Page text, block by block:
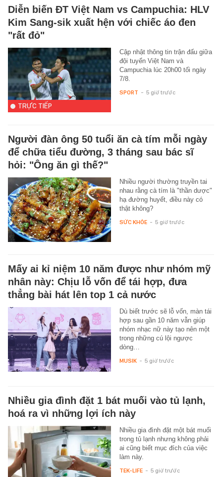
Diễn biến ĐT Việt Nam vs Campuchia: HLV
Kim Sang-sik xuất hện với chiếc áo đen
"rất đỏ"
TRỰC TIẾP
Cập nhật thông tin trận đấu giữa
đội tuyển Việt Nam và
Campuchia lúc 20h00 tối ngày
7/8.
SPORT - 5 giờ trước
Người đàn ông 50 tuổi ăn cà tím mỗi ngày
để chữa tiểu đường, 3 tháng sau bác sĩ
hỏi: "Ông ăn gì thế?"
Nhiều người thường truyền tai
nhau rằng cà tím là "thần dược"
hạ đường huyết, điều này có
thật không?
SỨC KHỎE - 5 giờ trước
Mấy ai kỉ niệm 10 năm được như nhóm mỹ
nhân này: Chịu lỗ vốn để tái hợp, đưa
thẳng bài hát lên top 1 cả nước
Dù biết trước sẽ lỗ vốn, màn tái
hợp sau gần 10 năm vẫn giúp
nhóm nhạc nữ này tạo nên một
trong những cú lội ngược
dòng…
MUSIK - 5 giờ trước
Nhiều gia đình đặt 1 bát muối vào tủ lạnh,
hoá ra vì những lợi ích này
Nhiều gia đình đặt một bát muối
trong tủ lạnh nhưng không phải
ai cũng biết mục đích của việc
làm này.
TEK-LIFE - 5 giờ trước